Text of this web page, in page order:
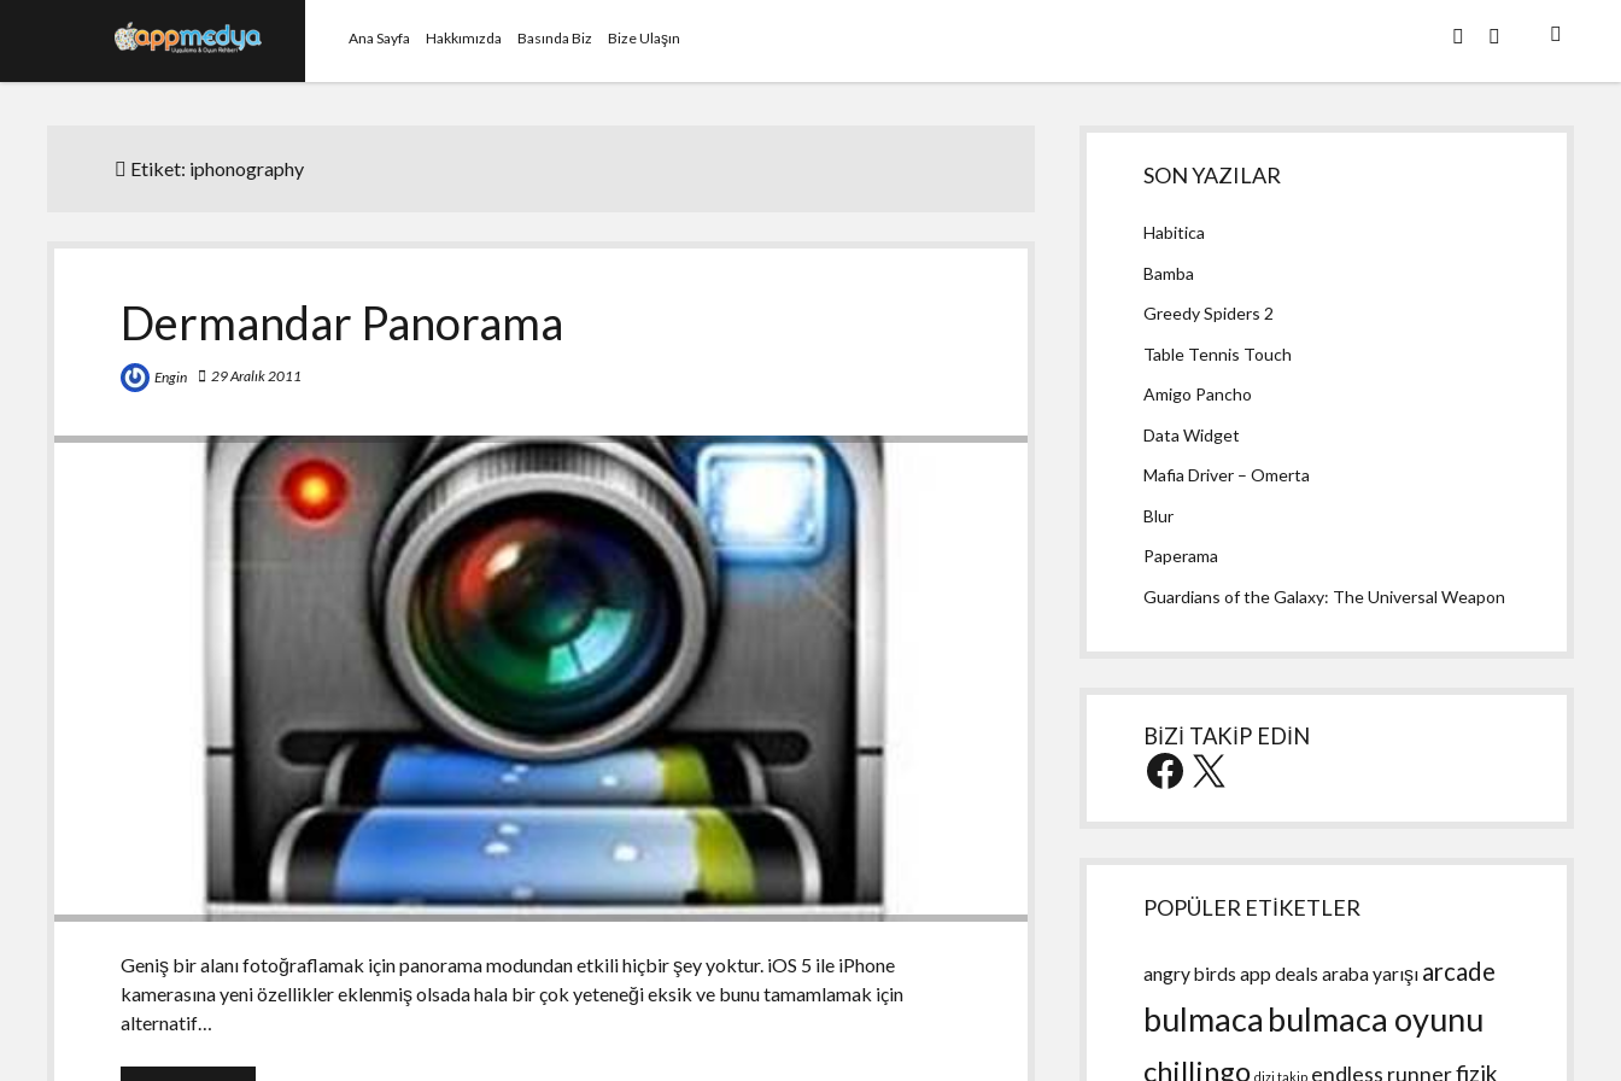
Ana Sayfa Hakkımızda Basında Biz Bize Ulaşın twitterfacebook
Etiket: iphonography
Dermandar Panorama
Engin 29 Aralık 2011
Geniş bir alanı fotoğraflamak için panorama modundan etkili hiçbir şey yoktur. iOS 5 ile iPhone
kamerasına yeni özellikler eklenmiş olsada hala bir çok yeteneği eksik ve bunu tamamlamak için
alternatif…
Yan
Menü
SON YAZILAR
Habitica
Bamba
Greedy Spiders 2
Table Tennis Touch
Amigo Pancho
Data Widget
Mafia Driver – Omerta
Blur
Paperama
Guardians of the Galaxy: The Universal Weapon
BİZİ TAKİP EDİN
Facebook
X
POPÜLER ETİKETLER
angry birds app deals araba yarışı arcade
bulmaca bulmaca oyunu
chillingo dizi takip endless runnerfizik